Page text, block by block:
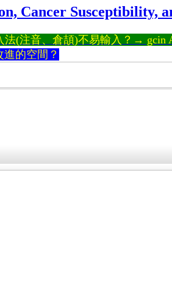
Cancer Susceptibility,
法(注音、倉頡)不易輸入？→ gcin
的空間？